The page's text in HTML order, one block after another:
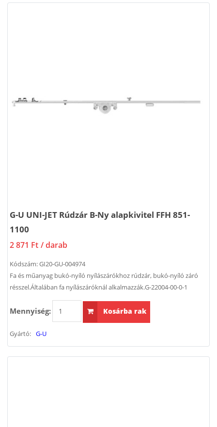
G-U UNI-JET Rúdzár B-Ny alapkivitel FFH 851-
1100
2 871 Ft / darab
Kódszám:GI20-GU-004974
Fa és műanyag bukó-nyíló nyílászárókhoz rúdzár, bukó-nyíló záró
résszel.Általában fa nyílászáróknál alkalmazzák.G-22004-00-0-1
Mennyiség: Kosárba rak
Gyártó: G-U